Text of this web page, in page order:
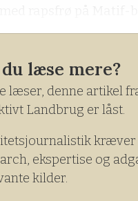
læse mere?
læser, denne artikel
Landbrug er låst.
kræver
ekspertise og
kilder.